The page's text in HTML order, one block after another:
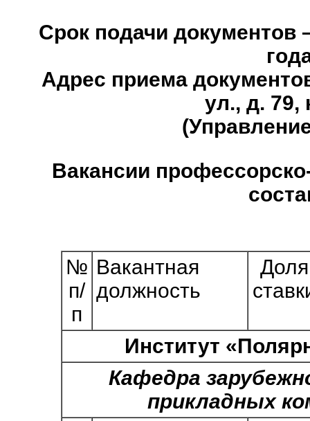
Срок подачи документов
Адрес приема
ул., д. 79,
Вакансии
№
п/
п
Вакантная
должность
Доля
Институт
Кафедра
прикладных